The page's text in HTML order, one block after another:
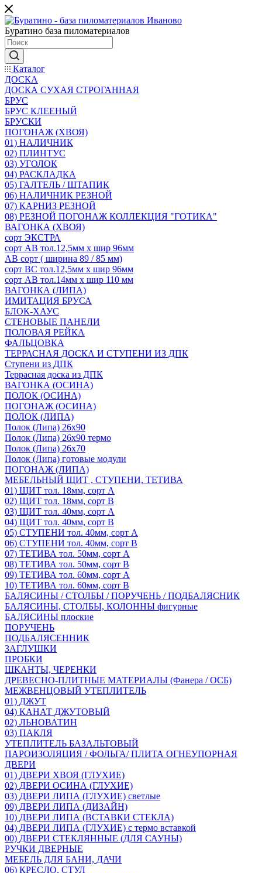
Буратино база пиломатериалов
Каталог
ДОСКА
ДОСКА СУХАЯ СТРОГАННАЯ
БРУС
БРУС КЛЕЕНЫЙ
БРУСКИ
ПОГОНАЖ (ХВОЯ)
01) НАЛИЧНИК
02) ПЛИНТУС
03) УГОЛОК
04) РАСКЛАДКА
05) ГАЛТЕЛЬ / ШТАПИК
06) НАЛИЧНИК РЕЗНОЙ
07) КАРНИЗ РЕЗНОЙ
08) РЕЗНОЙ ПОГОНАЖ КОЛЛЕКЦИЯ "ГОТИКА"
ВАГОНКА (ХВОЯ)
сорт ЭКСТРА
сорт АВ тол.12,5мм х шир 96мм
АВ сорт ( ширина 89 / 85 мм)
сорт ВС тол.12,5мм х шир 96мм
сорт АВ тол.14мм х шир 110 мм
ВАГОНКА (ЛИПА)
ИМИТАЦИЯ БРУСА
БЛОК-ХАУС
СТЕНОВЫЕ ПАНЕЛИ
ПОЛОВАЯ РЕЙКА
ФАЛЬЦОВКА
ТЕРРАСНАЯ ДОСКА И СТУПЕНИ ИЗ ДПК
Ступени из ДПК
Террасная доска из ДПК
ВАГОНКА (ОСИНА)
ПОЛОК (ОСИНА)
ПОГОНАЖ (ОСИНА)
ПОЛОК (ЛИПА)
Полок (Липа) 26х90
Полок (Липа) 26х90 термо
Полок (Липа) 26х70
Полок (Липа) готовые модули
ПОГОНАЖ (ЛИПА)
МЕБЕЛЬНЫЙ ЩИТ , СТУПЕНИ, ТЕТИВА
01) ЩИТ тол. 18мм, сорт А
02) ЩИТ тол. 18мм, сорт В
03) ЩИТ тол. 40мм, сорт А
04) ЩИТ тол. 40мм, сорт В
05) СТУПЕНИ тол. 40мм, сорт А
06) СТУПЕНИ тол. 40мм, сорт В
07) ТЕТИВА тол. 50мм, сорт А
08) ТЕТИВА тол. 50мм, сорт В
09) ТЕТИВА тол. 60мм, сорт А
10) ТЕТИВА тол. 60мм, сорт В
БАЛЯСИНЫ / СТОЛБЫ / ПОРУЧЕНЬ / ПОДБАЛЯСНИК
БАЛЯСИНЫ, СТОЛБЫ, КОЛОННЫ фигурные
БАЛЯСИНЫ плоские
ПОРУЧЕНЬ
ПОДБАЛЯСЕННИК
ЗАГЛУШКИ
ПРОБКИ
ШКАНТЫ, ЧЕРЕНКИ
ДРЕВЕСНО-ПЛИТНЫЕ МАТЕРИАЛЫ (Фанера / ОСБ)
МЕЖВЕНЦОВЫЙ УТЕПЛИТЕЛЬ
01) ДЖУТ
04) КАНАТ ДЖУТОВЫЙ
02) ЛЬНОВАТИН
03) ПАКЛЯ
УТЕПЛИТЕЛЬ БАЗАЛЬТОВЫЙ
ПАРОИЗОЛЯЦИЯ / ФОЛЬГА/ ПЛИТА ОГНЕУПОРНАЯ
ДВЕРИ
01) ДВЕРИ ХВОЯ (ГЛУХИЕ)
02) ДВЕРИ ОСИНА (ГЛУХИЕ)
03) ДВЕРИ ЛИПА (ГЛУХИЕ) светлые
09) ДВЕРИ ЛИПА (ДИЗАЙН)
10) ДВЕРИ ЛИПА (ВСТАВКИ СТЕКЛА)
04) ДВЕРИ ЛИПА (ГЛУХИЕ) с термо вставкой
00) ДВЕРИ СТЕКЛЯННЫЕ (ДЛЯ САУНЫ)
РУЧКИ ДВЕРНЫЕ
МЕБЕЛЬ ДЛЯ БАНИ, ДАЧИ
06) КРЕСЛО, СТУЛ